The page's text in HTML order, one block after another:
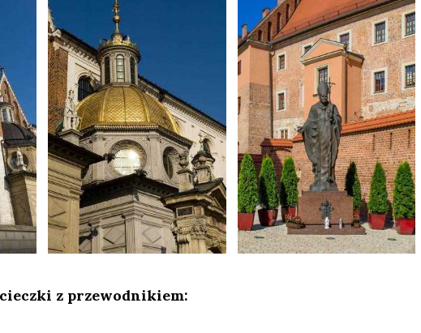
z przewodnikiem: